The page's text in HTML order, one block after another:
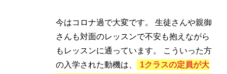
今はコロナ過で大変です。 生徒さんや親御
さんも対面のレッスンで不安も抱えながら
もレッスンに通っています。 こういった方
の入学された動機は、
1クラスの定員が大